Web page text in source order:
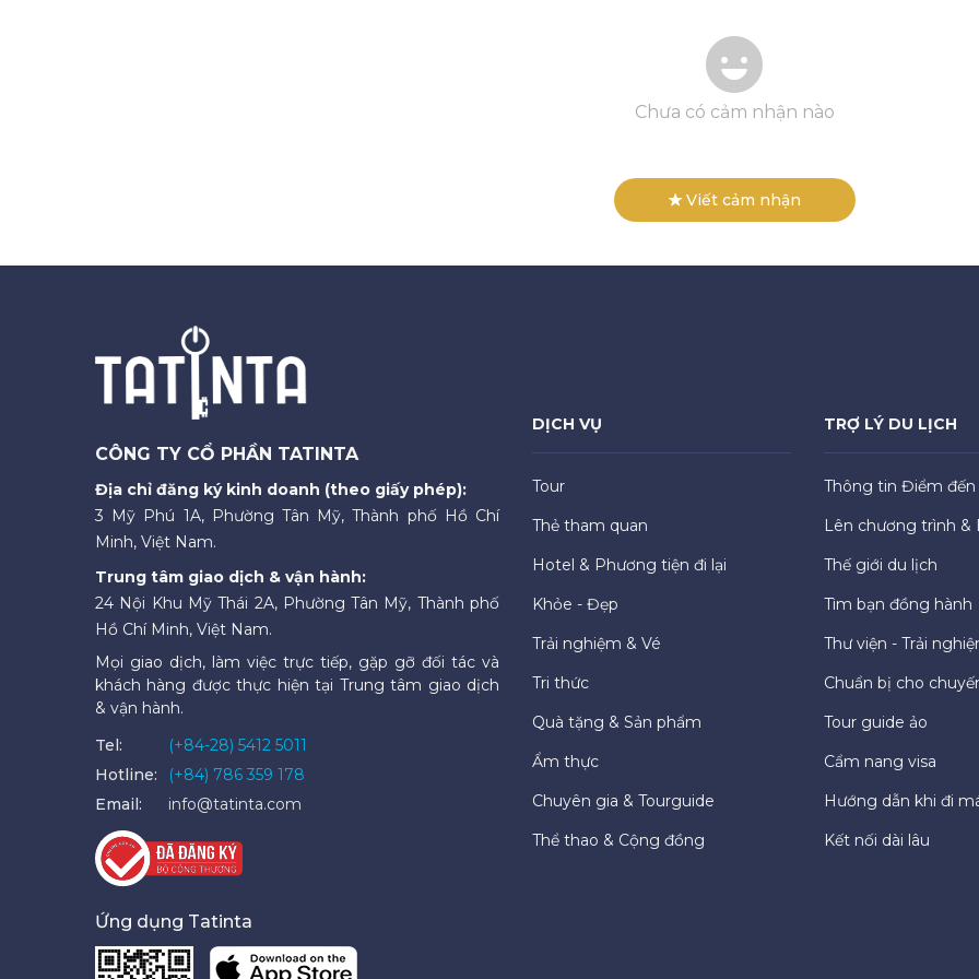
Chưa có cảm nhận nào
Viết cảm nhận
CÔNG TY CỔ PHẦN TATINTA
Địa chỉ đăng ký kinh doanh (theo giấy phép):
3 Mỹ Phú 1A, Phường Tân Mỹ, Thành phố Hồ Chí
Minh, Việt Nam.
Trung tâm giao dịch & vận hành:
24 Nội Khu Mỹ Thái 2A, Phường Tân Mỹ, Thành phố
Hồ Chí Minh, Việt Nam.
Mọi giao dịch, làm việc trực tiếp, gặp gỡ đối tác và
khách hàng được thực hiện tại Trung tâm giao dịch
& vận hành.
Tel:
(+84-28) 5412 5011
Hotline:
(+84) 786 359 178
Email:
info@tatinta.com
Ứng dụng Tatinta
DỊCH VỤ
Tour
Thẻ tham quan
Hotel & Phương tiện đi lại
Khỏe - Đẹp
Trải nghiệm & Vé
Tri thức
Quà tặng & Sản phẩm
Ẩm thực
Chuyên gia & Tourguide
Thể thao & Cộng đồng
TRỢ LÝ DU LỊCH
Thông tin Điểm đến
Lên chương trình &
Thế giới du lịch
Tìm bạn đồng hành
Thư viện - Trải
Chuẩn bị cho
Tour guide ảo
Cẩm nang visa
Hướng dẫn khi đi
Kết nối dài lâu